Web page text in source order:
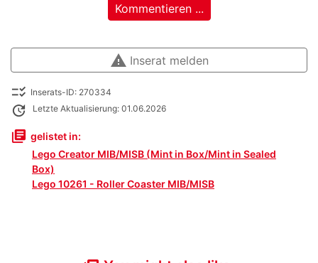
Kommentieren ...
warning Inserat melden
checklist_rtl Inserats-ID: 270334
update Letzte Aktualisierung: 01.06.2026
library_books gelistet in:
Lego Creator MIB/MISB (Mint in Box/Mint in Sealed
Box)
Lego 10261 - Roller Coaster MIB/MISB